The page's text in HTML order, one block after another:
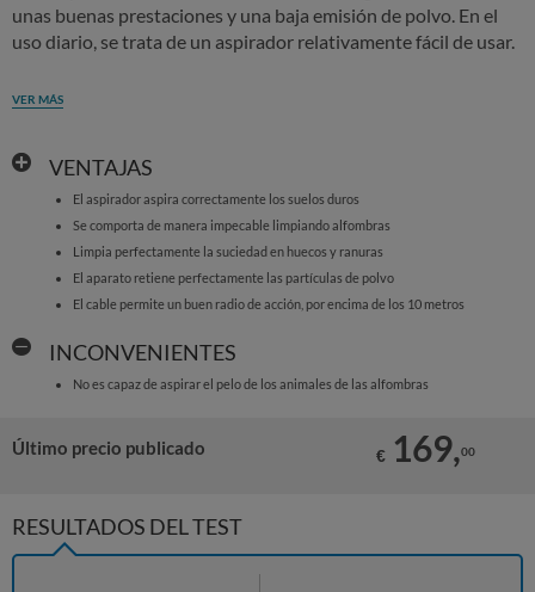
unas buenas prestaciones y una baja emisión de polvo. En el
uso diario, se trata de un aspirador relativamente fácil de usar.
VER MÁS
VENTAJAS
El aspirador aspira correctamente los suelos duros
Se comporta de manera impecable limpiando alfombras
Limpia perfectamente la suciedad en huecos y ranuras
El aparato retiene perfectamente las partículas de polvo
El cable permite un buen radio de acción, por encima de los 10 metros
INCONVENIENTES
No es capaz de aspirar el pelo de los animales de las alfombras
Último precio publicado € 169,00
RESULTADOS DEL TEST